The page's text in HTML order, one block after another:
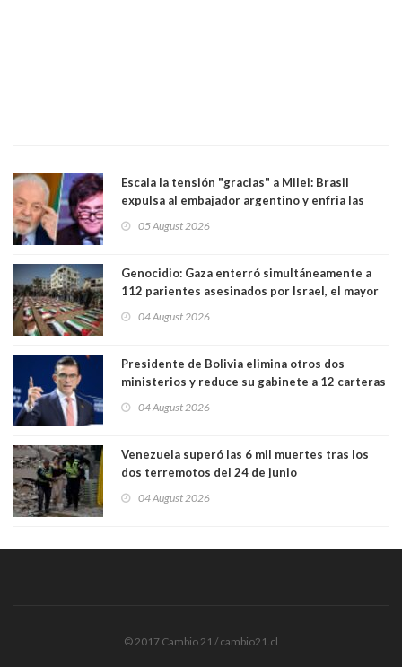
Escala la tensión "gracias" a Milei: Brasil
expulsa al embajador argentino y enfria las
trasandino
05 August 2026
Genocidio: Gaza enterró simultáneamente a
112 parientes asesinados por Israel, el mayor
muertos figuran 44 niños y nueve ancianos
04 August 2026
Presidente de Bolivia elimina otros dos
ministerios y reduce su gabinete a 12 carteras
04 August 2026
Venezuela superó las 6 mil muertes tras los
dos terremotos del 24 de junio
04 August 2026
© 2017 Cambio 21 / cambio21.cl